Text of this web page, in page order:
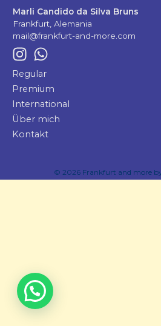
Marli Candido da Silva Bruns
Frankfurt, Alemania
mail@frankfurt-and-more.com
Regular
Premium
International
Über mich
Kontakt
© 2026 Frankfurt and more